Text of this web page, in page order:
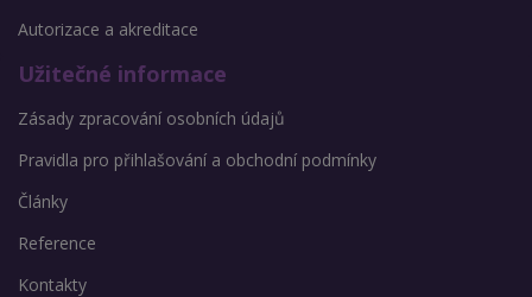
Autorizace a akreditace
Užitečné informace
Zásady zpracování osobních údajů
Pravidla pro přihlašování a obchodní podmínky
Články
Reference
Kontakty